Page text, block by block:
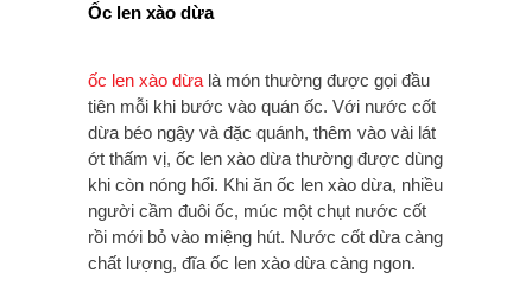
Ốc len xào dừa
ốc len xào dừa là món thường được gọi đầu
tiên mỗi khi bước vào quán ốc. Với nước cốt
dừa béo ngậy và đặc quánh, thêm vào vài lát
ớt thấm vị, ốc len xào dừa thường được dùng
khi còn nóng hổi. Khi ăn ốc len xào dừa, nhiều
người cầm đuôi ốc, múc một chụt nước cốt
rồi mới bỏ vào miệng hút. Nước cốt dừa càng
chất lượng, đĩa ốc len xào dừa càng ngon.